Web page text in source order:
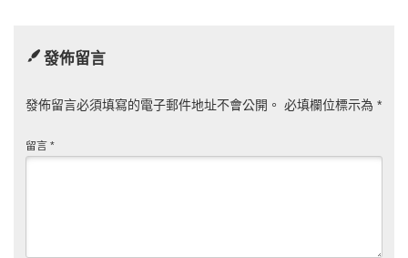
發佈留言
發佈留言必須填寫的電子郵件地址不會公開。 必填欄位標示為 *
留言 *